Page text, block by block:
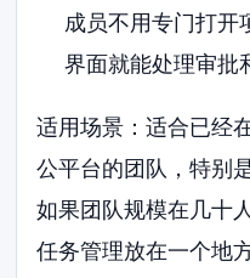
成员不用专门打开
界面就能处理审批
适用场景：适合已经
公平台的团队，特别
如果团队规模在几十
任务管理放在一个地